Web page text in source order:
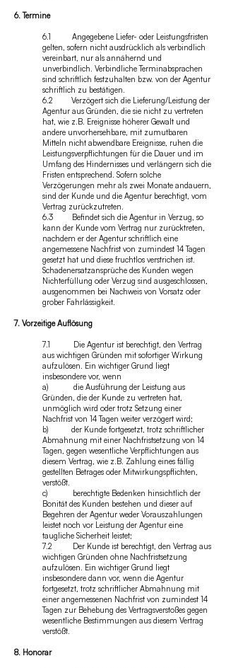
6. Termine
6.1 Angegebene Liefer- oder Leistungsfristen
gelten, sofern nicht ausdrücklich als verbindlich
vereinbart, nur als annähernd und
unverbindlich. Verbindliche Terminabsprachen
sind schriftlich festzuhalten bzw. von der Agentur
schriftlich zu bestätigen.
6.2 Verzögert sich die Lieferung/Leistung der
Agentur aus Gründen, die sie nicht zu vertreten
hat, wie z.B. Ereignisse höherer Gewalt und
andere unvorhersehbare, mit zumutbaren
Mitteln nicht abwendbare Ereignisse, ruhen die
Leistungsverpflichtungen für die Dauer und im
Umfang des Hindernisses und verlängern sich die
Fristen entsprechend. Sofern solche
Verzögerungen mehr als zwei Monate andauern,
sind der Kunde und die Agentur berechtigt, vom
Vertrag zurückzutreten.
6.3 Befindet sich die Agentur in Verzug, so
kann der Kunde vom Vertrag nur zurücktreten,
nachdem er der Agentur schriftlich eine
angemessene Nachfrist von zumindest 14 Tagen
gesetzt hat und diese fruchtlos verstrichen ist.
Schadenersatzansprüche des Kunden wegen
Nichterfüllung oder Verzug sind ausgeschlossen,
ausgenommen bei Nachweis von Vorsatz oder
grober Fahrlässigkeit.
7. Vorzeitige Auflösung
7.1 Die Agentur ist berechtigt, den Vertrag
aus wichtigen Gründen mit sofortiger Wirkung
aufzulösen. Ein wichtiger Grund liegt
insbesondere vor, wenn
a) die Ausführung der Leistung aus
Gründen, die der Kunde zu vertreten hat,
unmöglich wird oder trotz Setzung einer
Nachfrist von 14 Tagen weiter verzögert wird;
b) der Kunde fortgesetzt, trotz schriftlicher
Abmahnung mit einer Nachfristsetzung von 14
Tagen, gegen wesentliche Verpflichtungen aus
diesem Vertrag, wie z.B. Zahlung eines fällig
gestellten Betrages oder Mitwirkungspflichten,
verstößt.
c) berechtigte Bedenken hinsichtlich der
Bonität des Kunden bestehen und dieser auf
Begehren der Agentur weder Vorauszahlungen
leistet noch vor Leistung der Agentur eine
taugliche Sicherheit leistet;
7.2 Der Kunde ist berechtigt, den Vertrag aus
wichtigen Gründen ohne Nachfristsetzung
aufzulösen. Ein wichtiger Grund liegt
insbesondere dann vor, wenn die Agentur
fortgesetzt, trotz schriftlicher Abmahnung mit
einer angemessenen Nachfrist von zumindest 14
Tagen zur Behebung des Vertragsverstoßes gegen
wesentliche Bestimmungen aus diesem Vertrag
verstößt.
8. Honorar